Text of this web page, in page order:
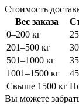
Стоимость
Вес заказа
0–200 кг
201–500 кг
501–1000 кг
1001–1500 кг
Свыше 1500 кг
Вы можете